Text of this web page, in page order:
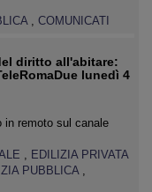
, COMUNICATI
diritto all'abitare:
lunedì 4
in remoto sul canale
, EDILIZIA PRIVATA
PUBBLICA ,